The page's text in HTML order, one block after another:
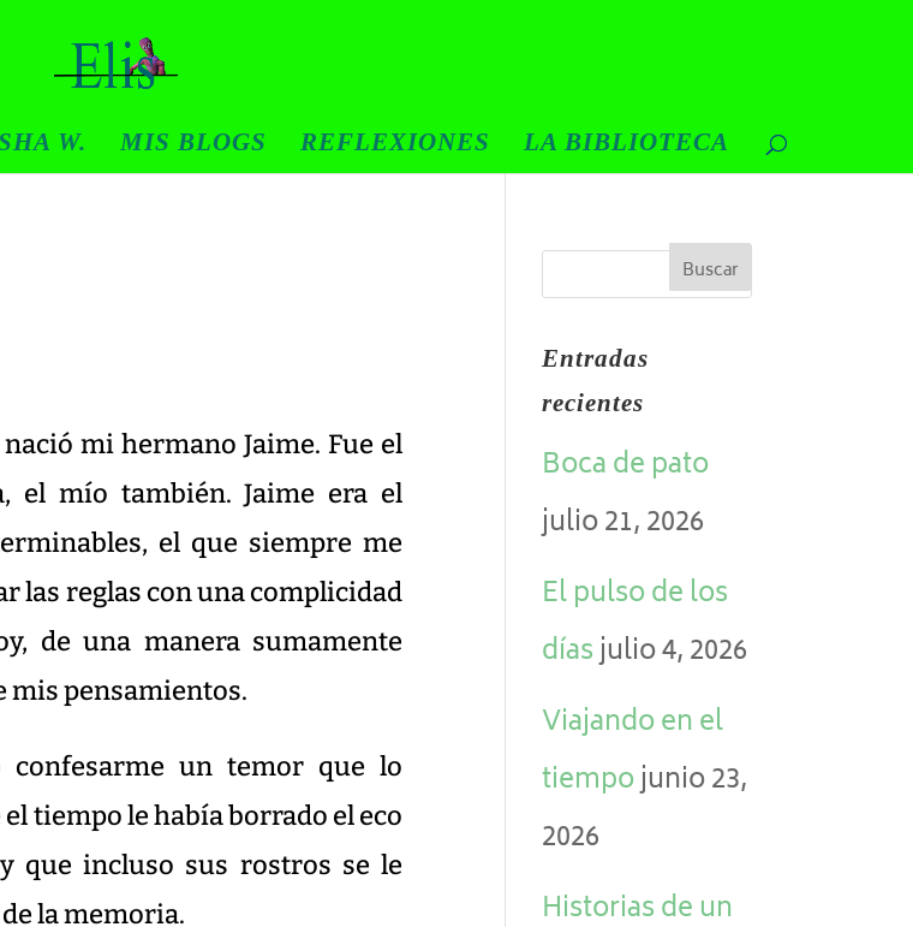
W. MIS BLOGS REFLEXIONES LA BIBLIOTECA
mi hermano Jaime. Fue el
el mío también. Jaime era el
el que siempre me
las reglas con una complicidad
de una manera sumamente
mis pensamientos.
confesarme un temor que lo
tiempo le había borrado el eco
que incluso sus rostros se le
la memoria.
Entradas
recientes
Boca de pato
julio 21, 2026
El pulso de los
díasjulio 4, 2026
Viajando en el
tiempojunio 23,
2026
Historias de un